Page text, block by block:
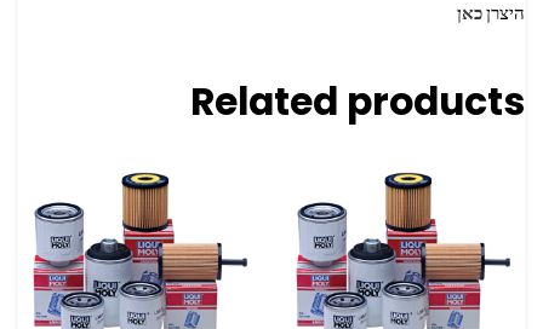
היצרןכאן
Related products